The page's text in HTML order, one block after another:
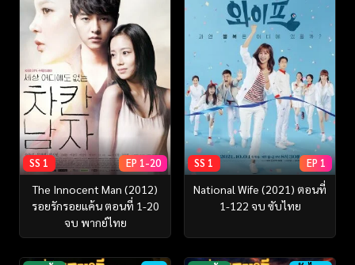
SS 1 EP 1-20
The Innocent Man (2012)
รอยรักรอยแค้น ตอนที่ 1-20
จบ พากย์ไทย
SS 1 EP 1
National Wife (2021) ตอนที่
1-122 จบ ซับไทย